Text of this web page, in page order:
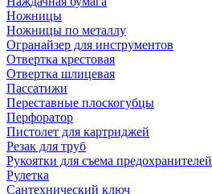
Ножницы
Ножницы по металлу
Огранайзер для инструментов
Отвертка крестовая
Отвертка шлицевая
Пассатижи
Переставные плоскогубцы
Перфоратор
Пистолет для картриджей
Резак для труб
Рукоятки для съема предохранителей
Рулетка
Сантехнический ключ